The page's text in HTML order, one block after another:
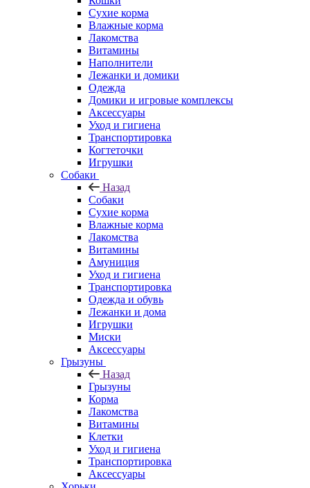
Сухие корма
Влажные корма
Лакомства
Витамины
Наполнители
Лежанки и домики
Одежда
Домики и игровые комплексы
Аксессуары
Уход и гигиена
Транспортировка
Когтеточки
Игрушки
Собаки
Назад
Собаки
Сухие корма
Влажные корма
Лакомства
Витамины
Амуниция
Уход и гигиена
Транспортировка
Одежда и обувь
Лежанки и дома
Игрушки
Миски
Аксессуары
Грызуны
Назад
Грызуны
Корма
Лакомства
Витамины
Клетки
Уход и гигиена
Транспортировка
Аксессуары